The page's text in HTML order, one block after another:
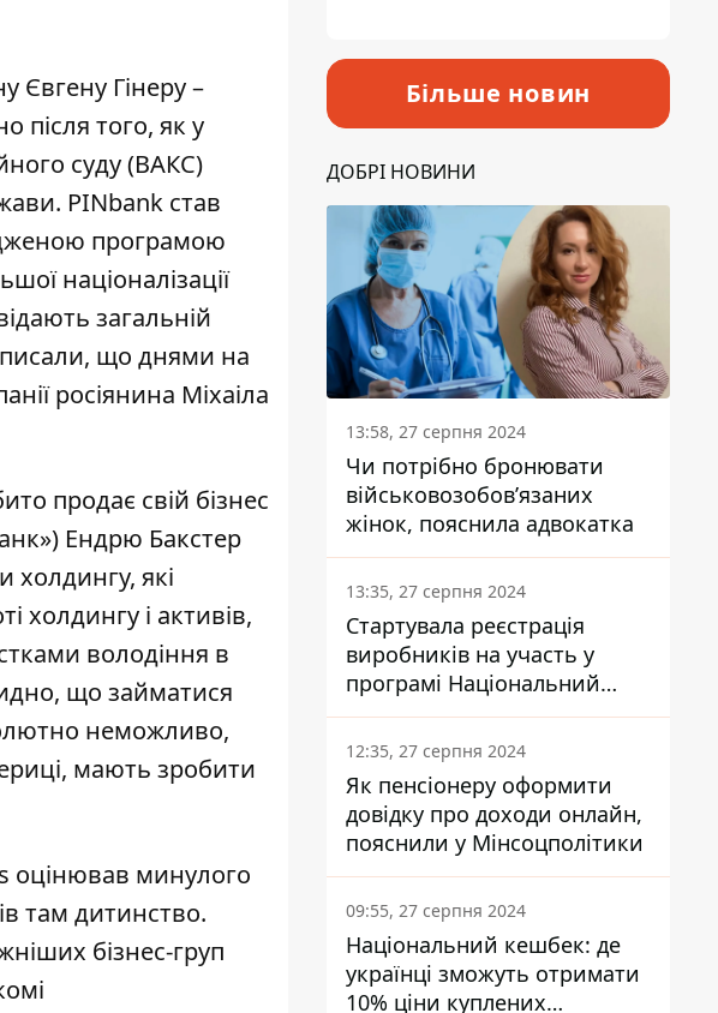
Євгену Гінеру –
після того, як у
суду (ВАКС)
PINbank став
програмою
націоналізації
загальній
писали, що днями на
росіянина Міхаіла
продає свій бізнес
Ендрю Бакстер
холдингу, які
холдингу і активів,
володіння в
що займатися
неможливо,
мають зробити
оцінював минулого
там дитинство.
бізнес-груп
Більше новин
ДОБРІ НОВИНИ
13:58, 27 серпня 2024
Чи потрібно бронювати
військовозобов’язаних
жінок, пояснила адвокатка
13:35, 27 серпня 2024
Стартувала реєстрація
виробників на участь у
програмі Національний
кешбек: як це зробити
через портал Дія
12:35, 27 серпня 2024
Як пенсіонеру оформити
довідку про доходи онлайн,
пояснили у Мінсоцполітики
09:55, 27 серпня 2024
Національний кешбек: де
українці зможуть отримати
10% ціни куплених